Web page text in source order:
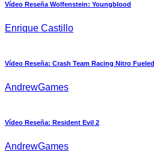
Vídeo Reseña Wolfenstein: Youngblood
Enrique Castillo
Vídeo Reseña: Crash Team Racing Nitro Fueled
AndrewGames
Vídeo Reseña: Resident Evil 2
AndrewGames